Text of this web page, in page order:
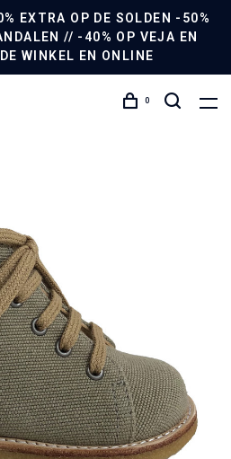
EXTRA OP DE SOLDEN -50%
// -40% OP VEJA EN
WINKEL EN ONLINE
0